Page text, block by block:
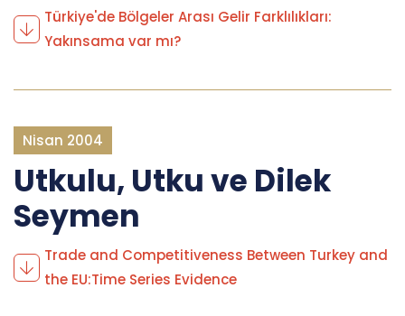
Türkiye'de Bölgeler Arası Gelir Farklılıkları:
Yakınsama var mı?
Nisan 2004
Utkulu, Utku ve Dilek
Seymen
Trade and Competitiveness Between Turkey and
the EU:Time Series Evidence